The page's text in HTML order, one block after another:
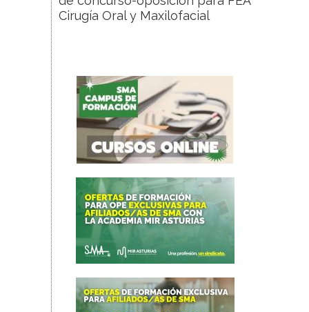
Cirugía Oral y Maxilofacial